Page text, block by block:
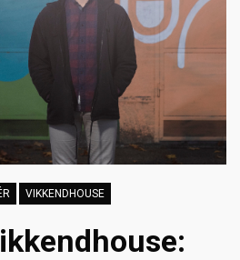
VIKKENDHOUSE